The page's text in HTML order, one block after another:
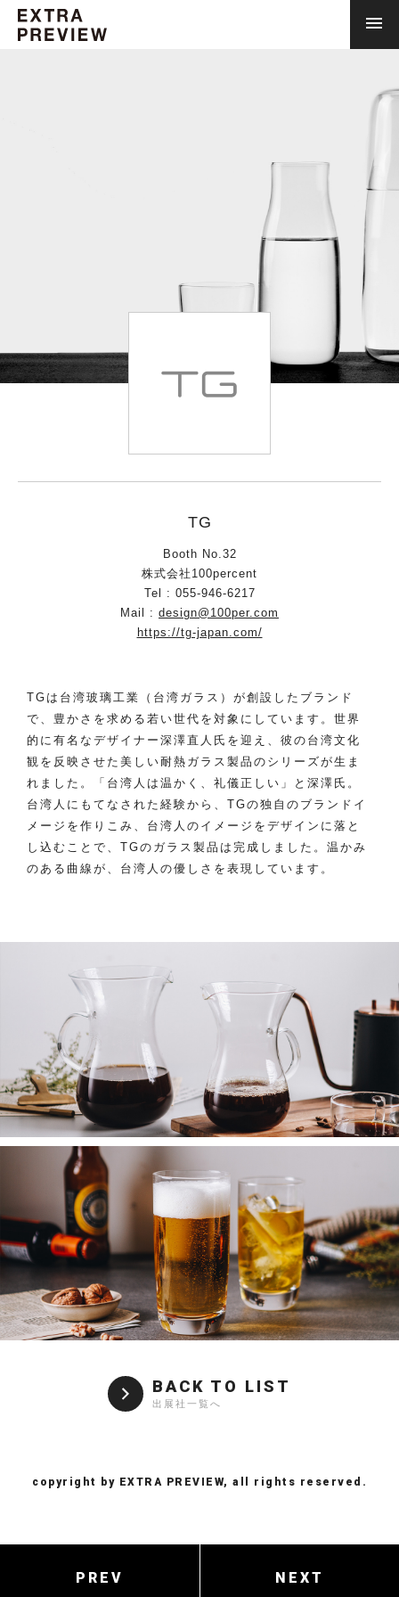
TG
Booth No.32
株式会社100percent
Tel : 055-946-6217
Mail : design@100per.com
https://tg-japan.com/
TGは台湾玻璃工業（台湾ガラス）が創設したブランド
で、豊かさを求める若い世代を対象にしています。世界
的に有名なデザイナー深澤直人氏を迎え、彼の台湾文化
観を反映させた美しい耐熱ガラス製品のシリーズが生ま
れました。「台湾人は温かく、礼儀正しい」と深澤氏。
台湾人にもてなされた経験から、TGの独自のブランドイ
メージを作りこみ、台湾人のイメージをデザインに落と
し込むことで、TGのガラス製品は完成しました。温かみ
のある曲線が、台湾人の優しさを表現しています。
NEXT
PREV
BACK TO LIST
出展社一覧へ
copyright by EXTRA PREVIEW, all rights reserved.